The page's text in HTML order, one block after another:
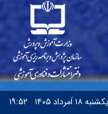
یکشنبه۱۸ اَمرداد ۱۴۰۵ ۱۹:۵۲